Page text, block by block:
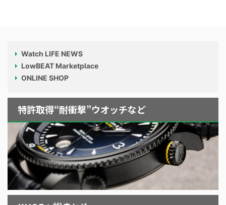
Watch LIFE NEWS
LowBEAT Marketplace
ONLINE SHOP
特許取得“耐衝撃”ウオッチなど